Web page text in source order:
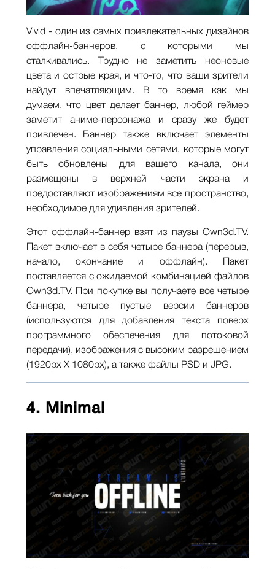
Vivid - один из самых привлекательных дизайнов
оффлайн-баннеров, с которыми мы
сталкивались. Трудно не заметить неоновые
цвета и острые края, и что-то, что ваши зрители
найдут впечатляющим. В то время как мы
думаем, что цвет делает баннер, любой геймер
заметит аниме-персонажа и сразу же будет
привлечен. Баннер также включает элементы
управления социальными сетями, которые могут
быть обновлены для вашего канала, они
размещены в верхней части экрана и
предоставляют изображениям все пространство,
необходимое для удивления зрителей.
Этот оффлайн-баннер взят из паузы Own3d.TV.
Пакет включает в себя четыре баннера (перерыв,
начало, окончание и оффлайн). Пакет
поставляется с ожидаемой комбинацией файлов
Own3d.TV. При покупке вы получаете все четыре
баннера, четыре пустые версии баннеров
(используются для добавления текста поверх
программного обеспечения для потоковой
передачи), изображения с высоким разрешением
(1920px X 1080px), а также файлы PSD и JPG.
4. Minimal